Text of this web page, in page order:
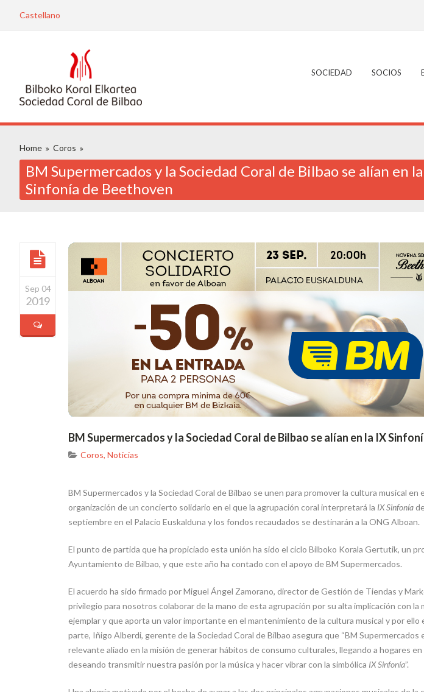
Castellano
SOCIEDAD SOCIOS
Home Coros
BM Supermercados y la Sociedad Coral de Bilbao se alían en
Sinfonía de Beethoven
Sep 04
2019
BM Supermercados y la Sociedad Coral de Bilbao se alían en la IX
Coros, Noticias
BM Supermercados y la Sociedad Coral de Bilbao se unen para promover la cultura musical
organización de un concierto solidario en el que la agrupación coral interpretará la IX Sinfonía
septiembre en el Palacio Euskalduna y los fondos recaudados se destinarán a la ONG Alboan.
El punto de partida que ha propiciado esta unión ha sido el ciclo Bilboko Korala Gertutik, un
Ayuntamiento de Bilbao, y que este año ha contado con el apoyo de BM Supermercados.
El acuerdo ha sido firmado por Miguel Ángel Zamorano, director de Gestión de Tiendas y
privilegio para nosotros colaborar de la mano de esta agrupación por su alta implicación con
ejemplar y que aporta un valor importante en el mantenimiento de la cultura musical y por
parte, Iñigo Alberdi, gerente de la Sociedad Coral de Bilbao asegura que “BM
relevante aliado en la misión de generar hábitos de consumo culturales, llegando a hogares
deseando transmitir nuestra pasión por la música y hacer vibrar con la simbólica IX Sinfonía”.